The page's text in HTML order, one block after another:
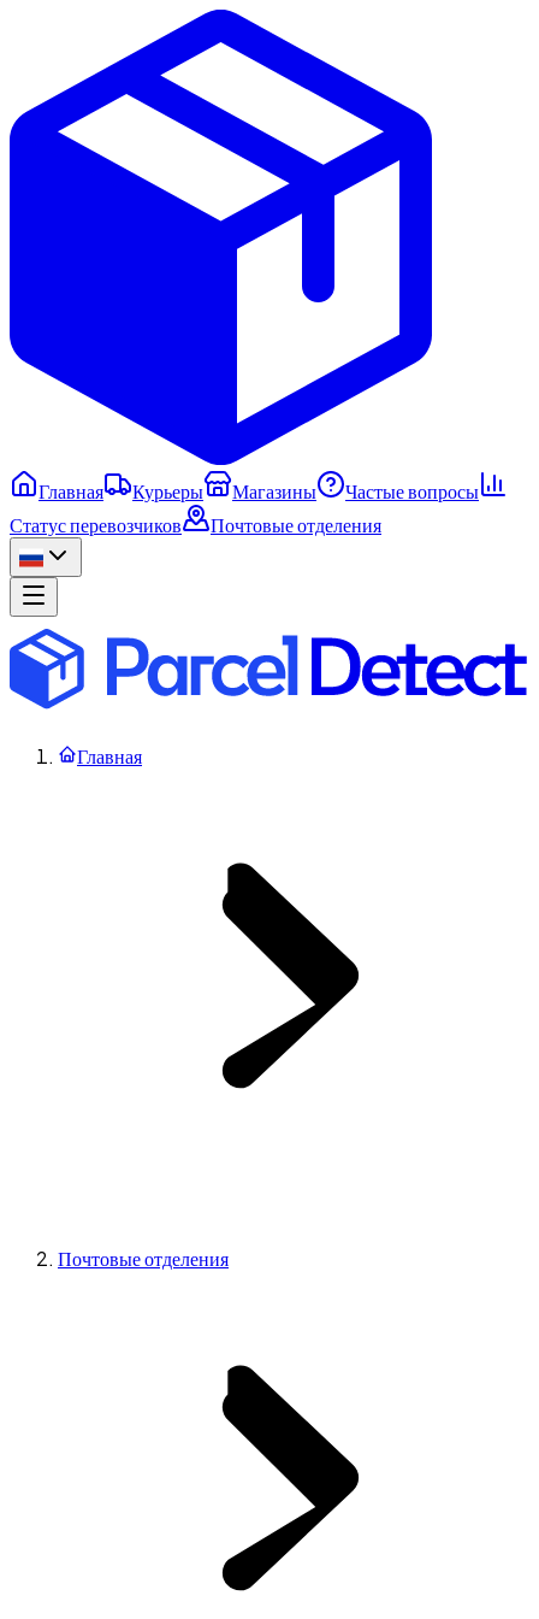
Главная Курьеры Магазины
Частые вопросы
Статус перевозчиков
Почтовые отделения
Главная
Почтовые отделения